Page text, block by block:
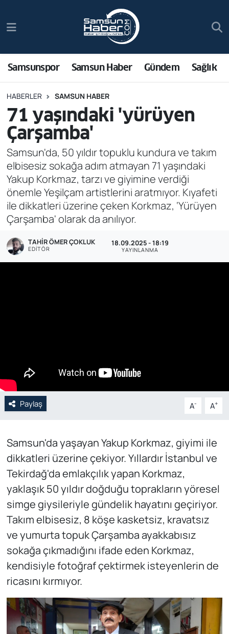
Samsunspor Samsun Haber Gündem Sağlık
HABERLER SAMSUN HABER
71 yaşındaki 'yürüyen
Çarşamba'
Samsun'da, 50 yıldır topuklu kundura ve takım
elbisesiz sokağa adım atmayan 71 yaşındaki
Yakup Korkmaz, tarzı ve giyimine verdiği
önemle Yeşilçam artistlerini aratmıyor. Kıyafeti
ile dikkatleri üzerine çeken Korkmaz, ‘Yürüyen
Çarşamba' olarak da anılıyor.
TAHIR ÖMER ÇOKLUK
EDITÖR
18.09.2025 - 18:19
YAYINLANMA
Paylaş A- A+
Samsun'da yaşayan Yakup Korkmaz, giyimi ile
dikkatleri üzerine çekiyor. Yıllardır İstanbul ve
Tekirdağ'da emlakçılık yapan Korkmaz,
yaklaşık 50 yıldır doğduğu toprakların yöresel
simge giysileriyle gündelik hayatını geçiriyor.
Takım elbisesiz, 8 köşe kasketsiz, kravatsız
ve yumurta topuk Çarşamba ayakkabısız
sokağa çıkmadığını ifade eden Korkmaz,
kendisiyle fotoğraf çektirmek isteyenlerin de
ricasını kırmıyor.
Samsun Haber
Sağlık
Asayiş
Bilim ve Teknoloji
Bölge
Dünya
Ekonomi
Genel
Spor
Web Tv
Trafik Durumu
Süper Lig Puan Durumu ve Fikstür
Tüm Manşetler
Son Dakika Haberleri
Haber Arşivi